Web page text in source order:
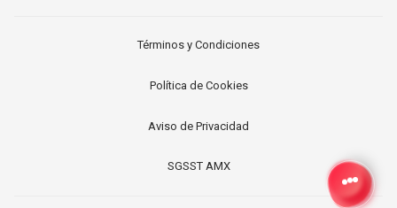
Términos y Condiciones
Política de Cookies
Aviso de Privacidad
SGSST AMX